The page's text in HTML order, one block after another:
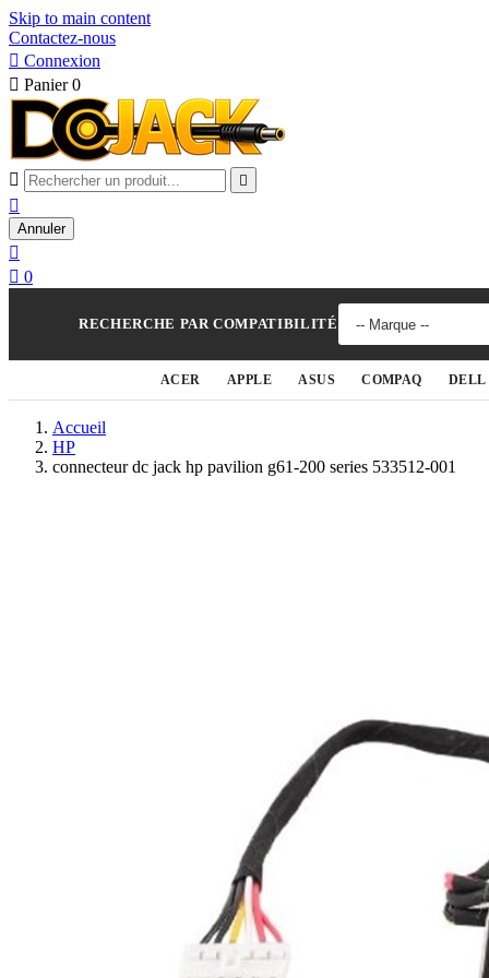
Skip to main content
Contactez-nous
 Connexion
 Panier 0
 

Annuler

 0
RECHERCHE PAR COMPATIBILITÉ
ACER APPLE ASUS COMPAQ DELL
Accueil
HP
connecteur dc jack hp pavilion g61-200 series 533512-001